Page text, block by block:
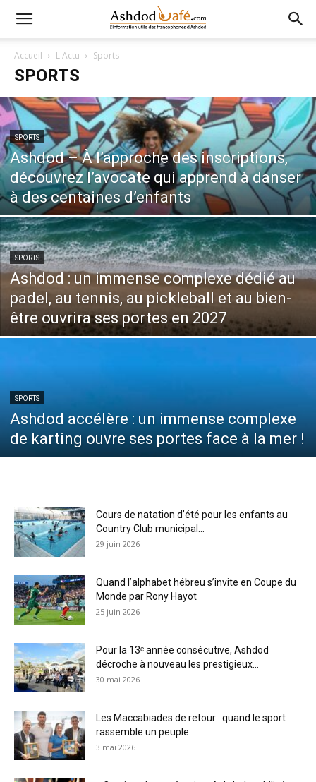
Accueil L'Actu Sports
SPORTS
SPORTS
Ashdod – À l’approche des inscriptions,
découvrez l’avocate qui apprend à danser
à des centaines d’enfants
SPORTS
Ashdod : un immense complexe dédié au
padel, au tennis, au pickleball et au bien-
être ouvrira ses portes en 2027
SPORTS
Ashdod accélère : un immense complexe
de karting ouvre ses portes face à la mer !
Cours de natation d’été pour les enfants au
Country Club municipal...
29 juin 2026
Quand l’alphabet hébreu s’invite en Coupe du
Monde par Rony Hayot
25 juin 2026
Pour la 13ᵉ année consécutive, Ashdod
décroche à nouveau les prestigieux...
30 mai 2026
Les Maccabiades de retour : quand le sport
rassemble un peuple
3 mai 2026